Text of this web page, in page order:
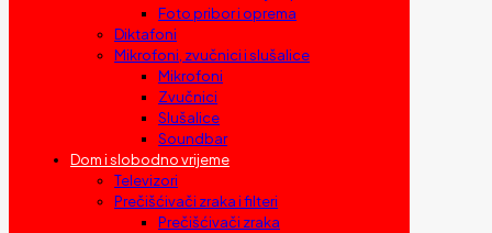
Foto pribor i oprema
Diktafoni
Mikrofoni, zvučnici i slušalice
Mikrofoni
Zvučnici
Slušalice
Soundbar
Dom i slobodno vrijeme
Televizori
Prečišćivači zraka i filteri
Prečišćivači zraka